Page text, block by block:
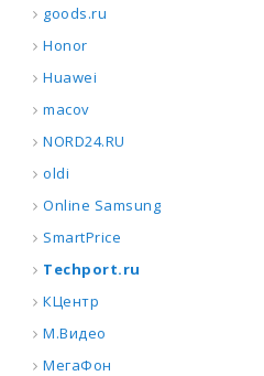
goods.ru
Honor
Huawei
macov
NORD24.RU
oldi
Online Samsung
SmartPrice
Techport.ru
КЦентр
М.Видео
МегаФон